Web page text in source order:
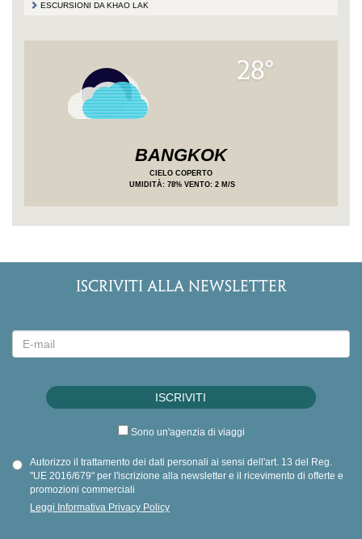
ESCURSIONI DA KHAO LAK
28°
BANGKOK
CIELO COPERTO
UMIDITÀ: 78% VENTO: 2 M/S
ISCRIVITI ALLA NEWSLETTER
Sono un'agenzia di viaggi
Autorizzo il trattamento dei dati personali ai sensi dell'art. 13 del Reg.
"UE 2016/679" per l'iscrizione alla newsletter e il ricevimento di offerte e
promozioni commerciali
Leggi Informativa Privacy Policy